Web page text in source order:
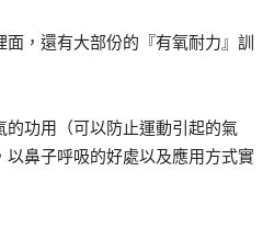
，還有大部份的『有氧耐力』訓
的功用（可以防止運動引起的氣
以鼻子呼吸的好處以及應用方式實